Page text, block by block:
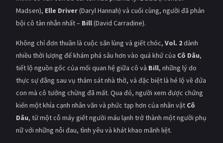
Ấn Độ Việt Nam
CẬP NHẬT
PHIM MỚI
PHIM LẺ
Madsen), Elle Driver(Daryl Hannah) và cuối cùng, người đã phản
bội cô tàn nhẫn nhất – Bill(David Carradine).
Không chỉ đơn thuần là cuộc săn lùng và giết chóc, Vol. 2dành
nhiều thời lượng để khám phá sâu hơn vào quá khứ của Cô Dâu,
tiết lộ nguồn gốc của mối quan hệ giữa cô và Bill, những lý do
thực sự đằng sau vụ thảm sát nhà thờ, và đặc biệt là hé lộ về đứa
con mà cô tưởng chừng đã mất. Qua đó, người xem được chứng
kiến một khía cạnh nhân văn và phức tạp hơn của nhân vật Cô
Dâu, từ một cỗ máy giết người máu lạnh trở thành một người phụ
nữ với những nỗi đau, tình yêu và khát khao mãnh liệt.